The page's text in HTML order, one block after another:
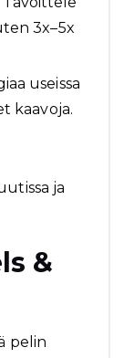
3x–5x
useissa
kaavoja.
ja
&
pelin